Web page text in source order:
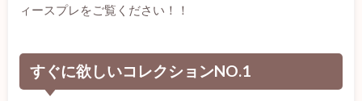
ィースプレをご覧ください！！
すぐに欲しいコレクションNO.1